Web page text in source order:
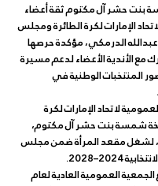
بنت حشر آل مكتوم ثقة أعضاء
الإمارات لكرة الطائرة ومجلس
عبدالله الدرمكي، مؤكدة حرصها
الأندية الأعضاء لدعم مسيرة
المنتخبات الوطنية في
لاتحاد الإمارات لكرة
شمسة بنت حشر آل مكتوم،
لشغل مقعد المرأة ضمن مجلس
2024–2028.
العمومية العادية لعام